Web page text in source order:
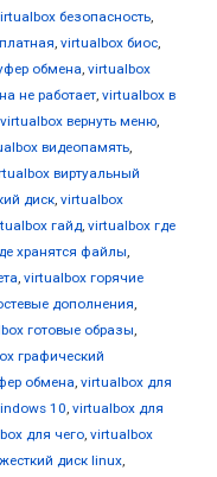
безопасность,
, virtualbox биос,
обмена, virtualbox
не работает, virtualbox в
virtualbox вернуть меню,
видеопамять,
виртуальный
диск, virtualbox
гайд, virtualbox где
хранятся файлы,
, virtualbox горячие
дополнения,
готовые образы,
графический
обмена, virtualbox для
10, virtualbox для
для чего, virtualbox
диск linux,